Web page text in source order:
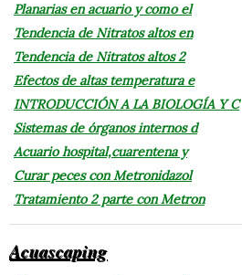
Planarias en acuario y como el
Tendencia de Nitratos altos en
Tendencia de Nitratos altos 2
Efectos de altas temperatura e
INTRODUCCIÓN A LA BIOLOGÍA Y C
Sistemas de órganos internos d
Acuario hospital,cuarentena y
Curar peces con Metronidazol
Tratamiento 2 parte con Metron
Acuascaping